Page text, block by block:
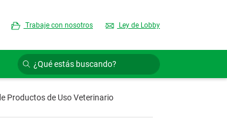
Trabaje con nosotros Ley de Lobby
Productos de Uso Veterinario